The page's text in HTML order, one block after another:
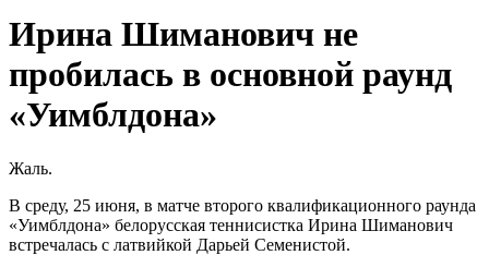
Ирина Шиманович не
пробилась в основной раунд
«Уимблдона»
Жаль.
В среду, 25 июня, в матче второго квалификационного раунда
«Уимблдона» белорусская теннисистка Ирина Шиманович
встречалась с латвийкой Дарьей Семенистой.